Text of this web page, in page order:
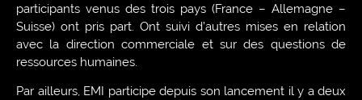
participants venus des trois pays (France – Allemagne –
Suisse) ont pris part. Ont suivi d’autres mises en relation
avec la direction commerciale et sur des questions de
ressources humaines.
Par ailleurs, EMI participe depuis son lancement il y a deux